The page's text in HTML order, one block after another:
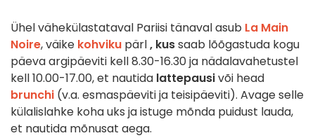
Ühel vähekülastataval Pariisi tänaval asub La Main
Noire, väike kohviku pärl, kussaab lõõgastuda kogu
päeva argipäeviti kell 8.30-16.30 ja nädalavahetustel
kell 10.00-17.00, et nautida lattepausivõi head
brunchi (v.a. esmaspäeviti ja teisipäeviti). Avage selle
külalislahke koha uks ja istuge mõnda puidust lauda,
et nautida mõnusat aega.